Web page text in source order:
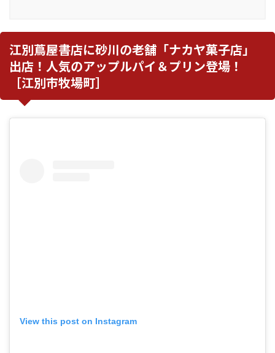
江別蔦屋書店に砂川の老舗「ナカヤ菓子店」
出店！人気のアップルパイ＆プリン登場！
［江別市牧場町］
View this post on Instagram